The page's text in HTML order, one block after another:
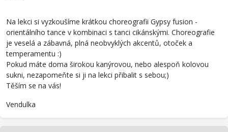
Na lekci si vyzkoušíme krátkou choreografii Gypsy fusion -
orientálního tance v kombinaci s tanci cikánskými. Choreografie
je veselá a zábavná, plná neobvyklých akcentů, otoček a
temperamentu :)
Pokud máte doma širokou kanýrovou, nebo alespoň kolovou
sukni, nezapomeňte si ji na lekci přibalit s sebou;)
Těším se na vás!
Vendulka